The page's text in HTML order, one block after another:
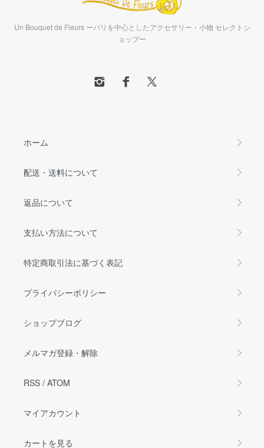
Un Bouquet de Fleurs ーパリを中心としたアクセサリー・小物 セレクトシ
ョップー
ホーム
配送・送料について
返品について
支払い方法について
特定商取引法に基づく表記
プライバシーポリシー
ショップブログ
メルマガ登録・解除
RSS / ATOM
マイアカウント
カートを見る